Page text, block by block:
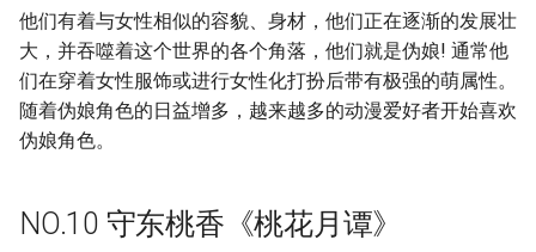
z
n
g
NO.7 风鸟院花月《闪灵二人
组》
NO.6 绫崎飒《旋风管家》
他们有着与女性相似的容貌、身材，他们正在逐渐的发展壮
大，并吞噬着这个世界的各个角落，他们就是伪娘! 通常他
们在穿着女性服饰或进行女性化打扮后带有极强的萌属性。
随着伪娘角色的日益增多，越来越多的动漫爱好者开始喜欢
伪娘角色。
NO.10 守东桃香《桃花月谭》